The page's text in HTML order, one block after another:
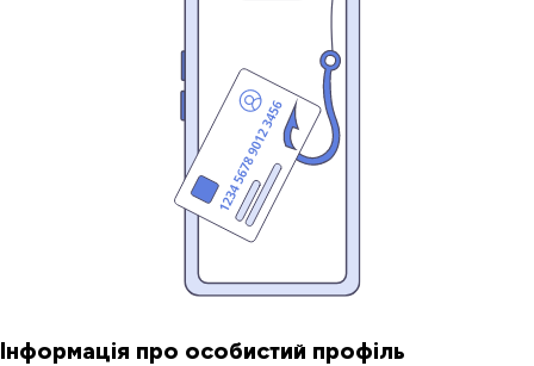
Інформація про особистий профіль